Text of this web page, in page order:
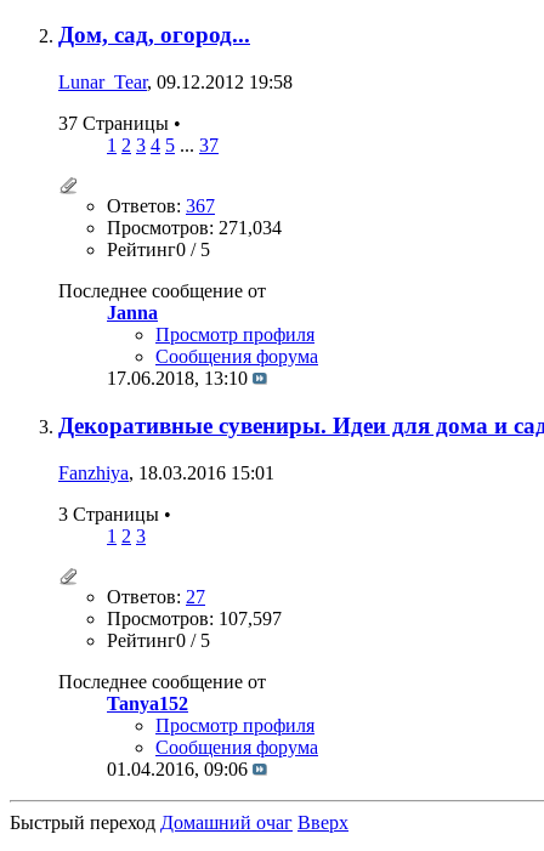
Дом, сад, огород...
Lunar_Tear, 09.12.2012 19:58
37 Страницы •
1 2 3 4 5 ... 37
Ответов: 367
Просмотров: 271,034
Рейтинг0 / 5
Последнее сообщение от
Janna
Просмотр профиля
Сообщения форума
17.06.2018, 13:10
Декоративные сувениры. Идеи для дома и
Fanzhiya, 18.03.2016 15:01
3 Страницы •
1 2 3
Ответов: 27
Просмотров: 107,597
Рейтинг0 / 5
Последнее сообщение от
Tanya152
Просмотр профиля
Сообщения форума
01.04.2016, 09:06
Быстрый переход Домашний очаг Вверх